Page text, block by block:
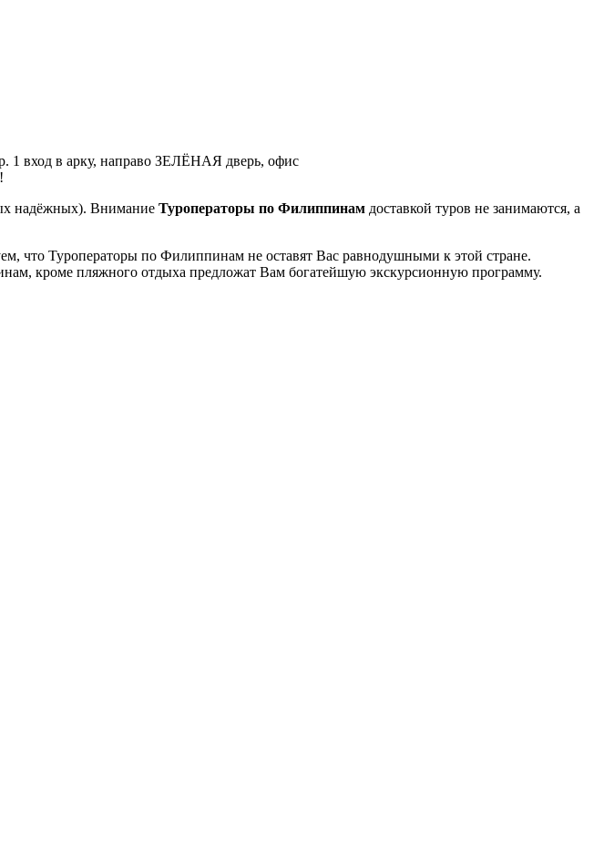
1 вход в арку, направо ЗЕЛЁНАЯ дверь, офис
надёжных). Внимание Туроператоры по Филиппинам доставкой туров не занимаются, а
что Туроператоры по Филиппинам не оставят Вас равнодушными к этой стране.
кроме пляжного отдыха предложат Вам богатейшую экскурсионную программу.